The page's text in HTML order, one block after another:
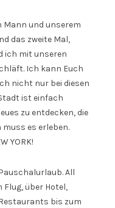
Mann und unserem
das zweite Mal,
ich mit unseren
Ich kann Euch
nicht nur bei diesen
ist einfach
zu entdecken, die
es erleben.
YORK!
All
Flug, über Hotel,
bis zum